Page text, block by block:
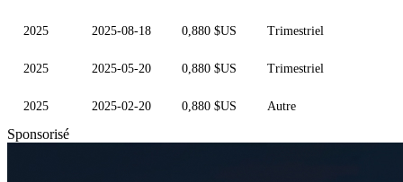
2025 2025-08-18 0,880 $US Trimestriel
2025 2025-05-20 0,880 $US Trimestriel
2025 2025-02-20 0,880 $US Autre
Sponsorisé